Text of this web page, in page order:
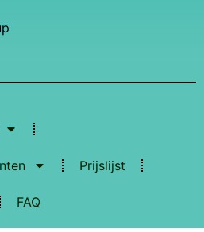
Prijslijst
FAQ